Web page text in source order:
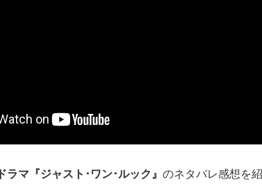
ドラマ『ジャスト･ワン･ルック』 のネタバレ感想を